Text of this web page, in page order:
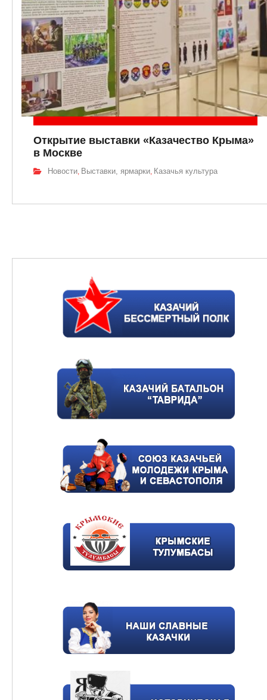
Открытие выставки «Казачество Крыма»
в Москве
Новости, Выставки, ярмарки, Казачья культура